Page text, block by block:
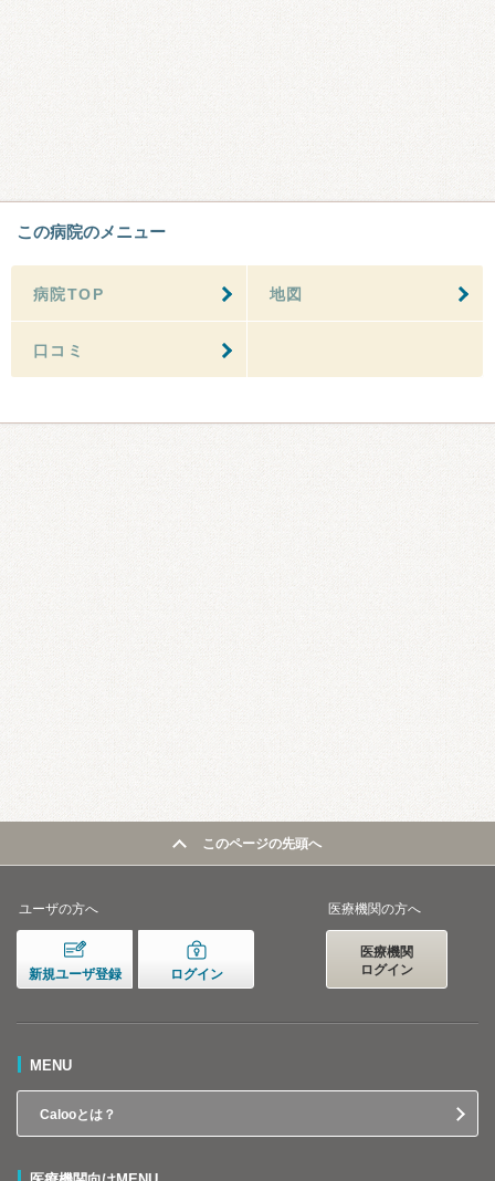
この病院のメニュー
病院TOP 地図
口コミ
このページの先頭へ
ユーザの方へ
新規ユーザ登録 ログイン
医療機関の方へ
医療機関
ログイン
MENU
Calooとは？